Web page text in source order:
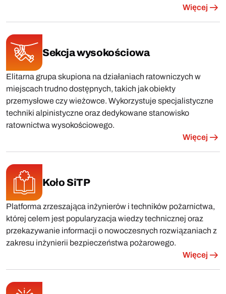
Więcej
Sekcja wysokościowa
Elitarna grupa skupiona na działaniach ratowniczych w
miejscach trudno dostępnych, takich jak obiekty
przemysłowe czy wieżowce. Wykorzystuje specjalistyczne
techniki alpinistyczne oraz dedykowane stanowisko
ratownictwa wysokościowego.
Więcej
Koło SiTP
Platforma zrzeszająca inżynierów i techników pożarnictwa,
której celem jest popularyzacja wiedzy technicznej oraz
przekazywanie informacji o nowoczesnych rozwiązaniach z
zakresu inżynierii bezpieczeństwa pożarowego.
Więcej